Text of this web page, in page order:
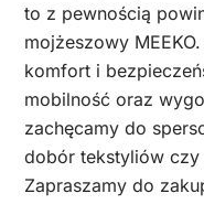
to z pewnością
mojżeszowy
komfort i
mobilność oraz
zachęcamy do
dobór tekstyliów
Zapraszamy do